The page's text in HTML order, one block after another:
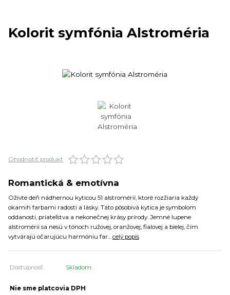
Kolorit symfónia Alstroméria
Ohodnotiť produkt
Romantická & emotívna
Oživte deň nádhernou kyticou 51 alstromérií, ktoré rozžiaria každý
okamih farbami radosti a lásky. Táto pôsobivá kytica je symbolom
oddanosti, priateľstva a nekonečnej krásy prírody. Jemné lupene
alstromérií sa nesú v tónoch ružovej, oranžovej, fialovej a bielej, čím
vytvárajú očarujúcu harmóniu far... celý popis
Dostupnosť Skladom
Nie sme platcovia DPH